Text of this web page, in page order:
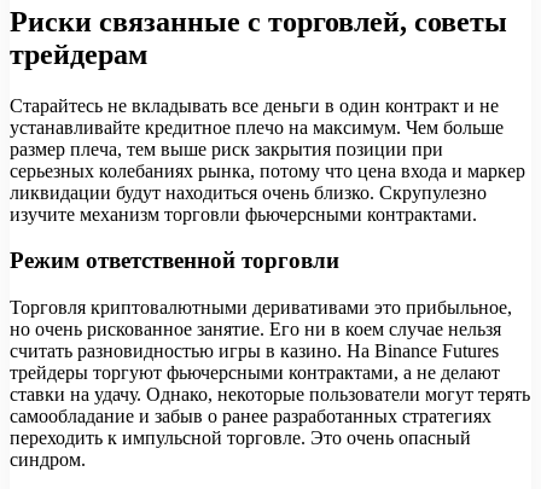
Риски связанные с торговлей, советы
трейдерам
Старайтесь не вкладывать все деньги в один контракт и не
устанавливайте кредитное плечо на максимум. Чем больше
размер плеча, тем выше риск закрытия позиции при
серьезных колебаниях рынка, потому что цена входа и маркер
ликвидации будут находиться очень близко. Скрупулезно
изучите механизм торговли фьючерсными контрактами.
Режим ответственной торговли
Торговля криптовалютными деривативами это прибыльное,
но очень рискованное занятие. Его ни в коем случае нельзя
считать разновидностью игры в казино. На Binance Futures
трейдеры торгуют фьючерсными контрактами, а не делают
ставки на удачу. Однако, некоторые пользователи могут терять
самообладание и забыв о ранее разработанных стратегиях
переходить к импульсной торговле. Это очень опасный
синдром.